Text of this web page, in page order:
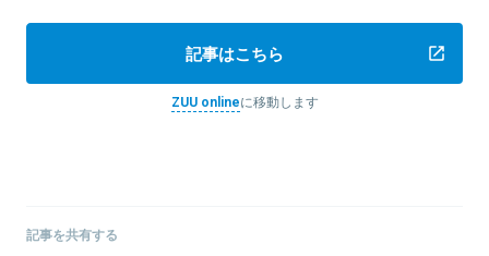
記事はこちら
ZUU onlineに移動します
記事を共有する